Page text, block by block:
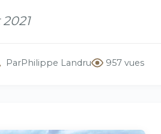
ParPhilippe Landru 957 vues